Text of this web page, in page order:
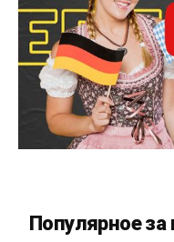
Популярное за